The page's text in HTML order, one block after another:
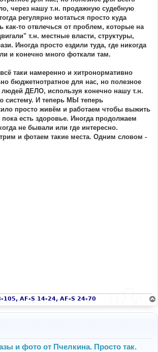
через нашу т.н. продажную судебную
регулярно мотаться просто куда
как-то отвлечься от проблем, которые на
т.н. местные власти, структуры,
Иногда просто ездили туда, где никогда
и конечно много фоткали там.
таки намеренно и хитронормативно
бюджетнотратное для нас, но полезное
людей ДЕЛО, используя конечно нашу т.н.
систему. И теперь МЫ теперь
просто живём и работаем чтобы выжить
есть здоровье. Иногда продолжаем
не бывали или где интересно.
и фотаем такие места. Одним словом -
105, AF-S 14-24, AF-S 24-70
и фото от Пчелкина. Просто так.